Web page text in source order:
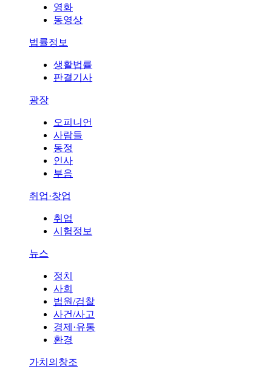
영화
동영상
법률정보
생활법률
판결기사
광장
오피니언
사람들
동정
인사
부음
취업·창업
취업
시험정보
뉴스
정치
사회
법원/검찰
사건/사고
경제·유통
환경
가치의창조